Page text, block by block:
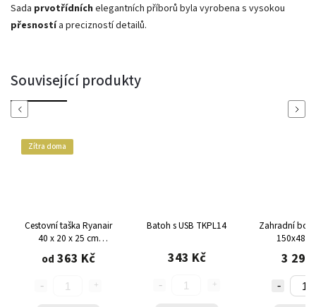
Sada prvotřídních elegantních příborů byla vyrobena s vysokou
přesnostía precizností detailů.
Související produkty
Previous
Zítra doma
Cestovní taška Ryanair
40 x 20 x 25 cm
TOPREV
od 363 Kč
Batoh s USB TKPL14
343 Kč
Zahradní box
3 293
Next